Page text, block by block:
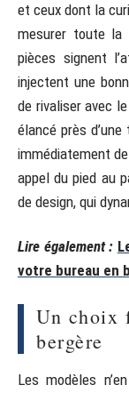
et ceux dont la
mesurer toute la
pièces signent
injectent une
de rivaliser avec
élancé près
immédiatement
appel du pied au
de design, qui
Lire également :
votre bureau en
Un choix
bergère
Les modèles